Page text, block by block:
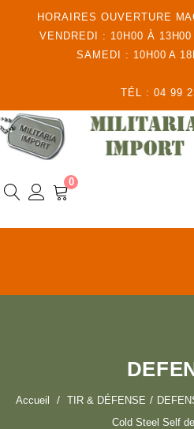
HORAIRES OUVERTURE
VENDREDI : 10H00 À
SAMEDI : 10H00 A
TÉL : 04 99
0
Accueil TIR & DÉFENSE
Cold Steel Self